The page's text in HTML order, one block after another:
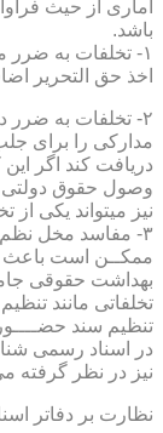
آماری از حیث
باشد.
۱- تخلفات به ضرر
اخذ حق التحریر
۲- تخلفات به
مدارکی را برای
دریافت کند اگر
وصول حقوق دولتی
نیز میتواند یکی از
۳- مفاسد مخل نظم
ممکــن است باعث
بهداشت حقوقی
تخلفاتی مانند
در اسناد رسمی
نیز در نظر گرفته
نظارت بر دفاتر